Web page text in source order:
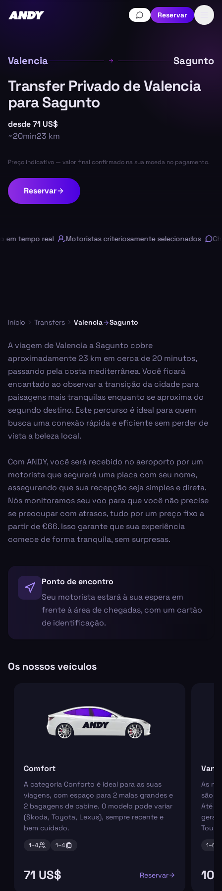
Reservar
Valencia Sagunto
Transfer Privado de Valencia
para Sagunto
desde71 US$
~20min23 km
Preço indicativo — valor final confirmado na sua moeda no pagamento.
Reservar
tempo real Motoristas criteriosamente selecionados
Início Transfers Valencia Sagunto
A viagem de Valencia a Sagunto cobre
aproximadamente 23 km em cerca de 20 minutos,
passando pela costa mediterrânea. Você ficará
encantado ao observar a transição da cidade para
paisagens mais tranquilas enquanto se aproxima do
segundo destino. Este percurso é ideal para quem
busca uma conexão rápida e eficiente sem perder de
vista a beleza local.
Com ANDY, você será recebido no aeroporto por um
motorista que segurará uma placa com seu nome,
assegurando que sua recepção seja simples e direta.
Nós monitoramos seu voo para que você não precise
se preocupar com atrasos, tudo por um preço fixo a
partir de €66. Isso garante que sua experiência
comece de forma tranquila, sem surpresas.
Ponto de encontro
Seu motorista estará à sua espera em
frente à área de chegadas, com um cartão
de identificação.
Os nossos veículos
Comfort
A categoria Conforto é ideal para as suas
viagens, com espaço para 2 malas grandes e
2 bagagens de cabine. O modelo pode variar
(Skoda, Toyota, Lexus), sempre recente e
bem cuidado.
1–4 1–4
71 US$ Reservar
Van
As
são
Até 6
1–6